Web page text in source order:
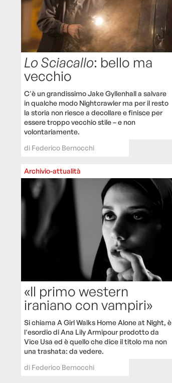
Lo Sciacallo: bello ma
vecchio
C'è un grandissimo Jake Gyllenhall a salvare
in qualche modo Nightcrawler ma per il resto
la storia non riesce a decollare e finisce per
essere troppo vecchio stile – e non
volontariamente.
di Federico Bernocchi
Archivio-attualità
«Il primo western
iraniano con vampiri»
Si chiama A Girl Walks Home Alone at Night, è
l'esordio di Ana Lily Armipour prodotto da
Vice Usa ed è quello che dice il titolo ma non
una trashata: da vedere.
di Federico Bernocchi